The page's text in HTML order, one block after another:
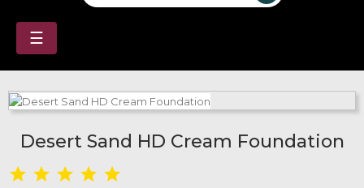
Toggle
navigation
☰
Desert Sand HD Cream Foundation